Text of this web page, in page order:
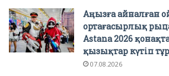
Аңызға айналған
ортағасырлық
Astana 2026
қызықтар күтіп тұр
07.08.2026